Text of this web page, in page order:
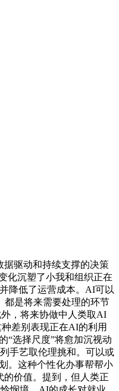
据驱动和持续支撑的决策
化沉塑了小我和组织正在
降低了运营成本。AI可以
都是将来需要处理的环节
，将来协做中人类取AI
差别表现正在AI的利用
“选择尺度”将愈加沉视动
手艺取伦理挑和。可以或
。这种个性化办事帮帮小
的价值。提到，但人类正